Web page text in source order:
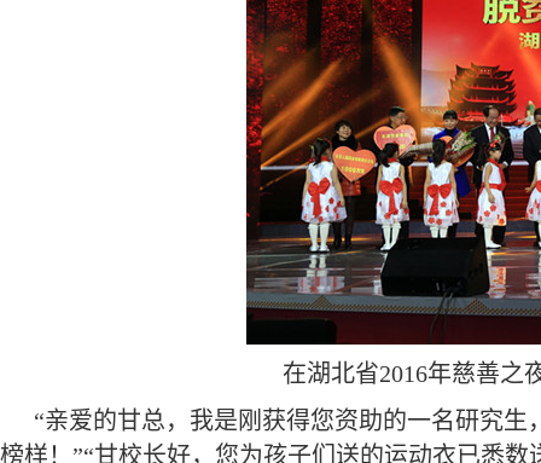
在湖北省2016年慈善之
“亲爱的甘总，我是刚获得您资助的一名研究
榜样！”“甘校长好，您为孩子们送的运动衣已悉